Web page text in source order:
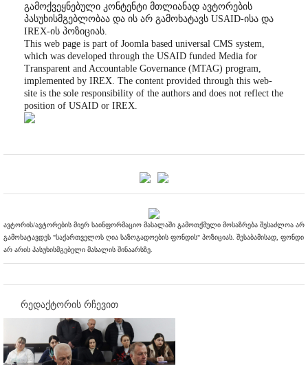
გამოქვეყნებული კონტენტი მთლიანად ავტორების
პასუხისმგებლობაა და ის არ გამოხატავს USAID-ისა და
IREX-ის პოზიციას.
This web page is part of Joomla based universal CMS system,
which was developed through the USAID funded Media for
Transparent and Accountable Governance (MTAG) program,
implemented by IREX. The content provided through this web-
site is the sole responsibility of the authors and does not reflect the
position of USAID or IREX.
ავტორის/ავტორების მიერ საინფორმაციო მასალაში გამოთქმული მოსაზრება შესაძლოა არ
გამოხატავდეს "საქართველოს ღია საზოგადოების ფონდის" პოზიციას. შესაბამისად, ფონდი
არ არის პასუხისმგებელი მასალის შინაარსზე.
რედაქტორის რჩევით